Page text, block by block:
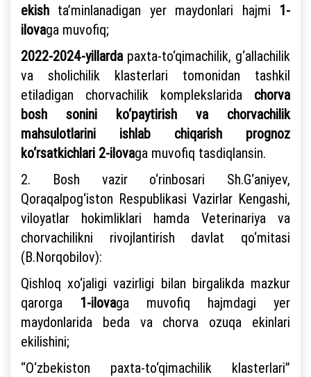
ekish ta’minlanadigan yer maydonlari hajmi 1-
ilovaga muvofiq;
2022-2024-yillardapaxta-to‘qimachilik, g‘allachilik
va sholichilik klasterlari tomonidan tashkil
etiladigan chorvachilik komplekslarida chorva
bosh sonini ko‘paytirish va chorvachilik
mahsulotlarini ishlab chiqarish prognoz
ko‘rsatkichlari 2-ilovaga muvofiq tasdiqlansin.
2. Bosh vazir o‘rinbosari Sh.G‘aniyev,
Qoraqalpog‘iston Respublikasi Vazirlar Kengashi,
viloyatlar hokimliklari hamda Veterinariya va
chorvachilikni rivojlantirish davlat qo‘mitasi
(B.Norqobilov):
Qishloq xo‘jaligi vazirligi bilan birgalikda mazkur
qarorga 1-ilovaga muvofiq hajmdagi yer
maydonlarida beda va chorva ozuqa ekinlari
ekilishini;
“O‘zbekiston paxta-to‘qimachilik klasterlari”